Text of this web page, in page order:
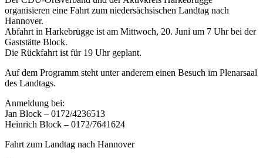
organisieren eine Fahrt zum niedersächsischen Landtag nach
Hannover.
Abfahrt in Harkebrügge ist am Mittwoch, 20. Juni um 7 Uhr bei der
Gaststätte Block.
Die Rückfahrt ist für 19 Uhr geplant.
Auf dem Programm steht unter anderem einen Besuch im Plenarsaal
des Landtags.
Anmeldung bei:
Jan Block – 0172/4236513
Heinrich Block – 0172/7641624
Fahrt zum Landtag nach Hannover